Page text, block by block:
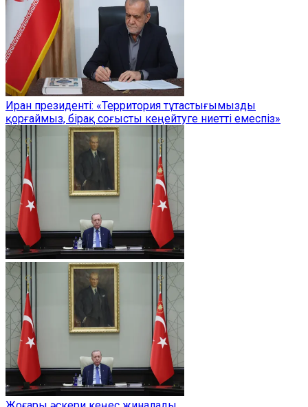
Иран президенті: «Территория тұтастығымызды
қорғаймыз, бірақ соғысты кеңейтуге ниетті емеспіз»